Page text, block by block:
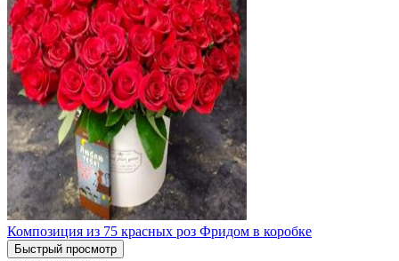
Композиция из 75 красных роз Фридом в коробке
Быстрый просмотр